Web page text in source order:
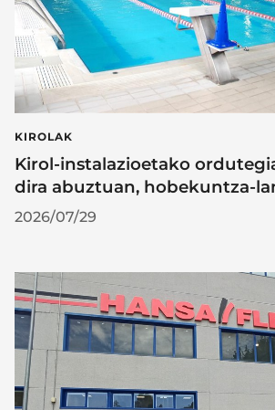
KIROLAK
Kirol-instalazioetako
dira abuztuan, hobekuntza-
2026/07/29